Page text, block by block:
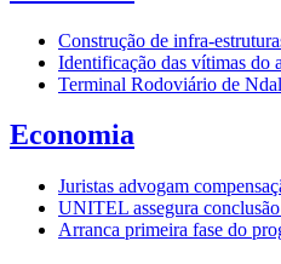
Construção de infra-
Identificação das vítimas do
Terminal Rodoviário de
Economia
Juristas advogam
UNITEL assegura
Arranca primeira fase do